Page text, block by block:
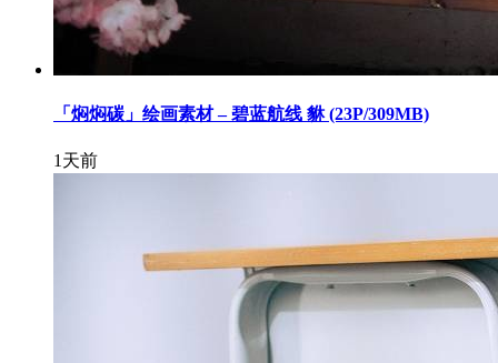
「焖焖碳」绘画素材 – 碧蓝航线 貅 (23P/309MB)
1天前